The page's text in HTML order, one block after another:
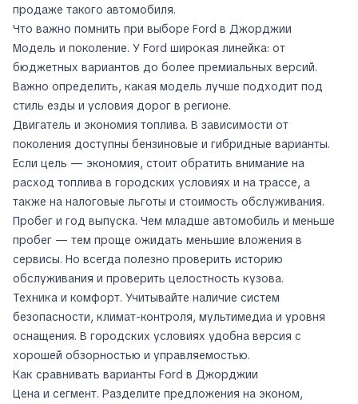
продаже такого автомобиля.
Что важно помнить при выборе Ford в Джорджии
Модель и поколение. У Ford широкая линейка: от
бюджетных вариантов до более премиальных версий.
Важно определить, какая модель лучше подходит под
стиль езды и условия дорог в регионе.
Двигатель и экономия топлива. В зависимости от
поколения доступны бензиновые и гибридные варианты.
Если цель — экономия, стоит обратить внимание на
расход топлива в городских условиях и на трассе, а
также на налоговые льготы и стоимость обслуживания.
Пробег и год выпуска. Чем младше автомобиль и меньше
пробег — тем проще ожидать меньшие вложения в
сервисы. Но всегда полезно проверить историю
обслуживания и проверить целостность кузова.
Техника и комфорт. Учитывайте наличие систем
безопасности, климат-контроля, мультимедиа и уровня
оснащения. В городских условиях удобна версия с
хорошей обзорностью и управляемостью.
Как сравнивать варианты Ford в Джорджии
Цена и сегмент. Разделите предложения на эконом,